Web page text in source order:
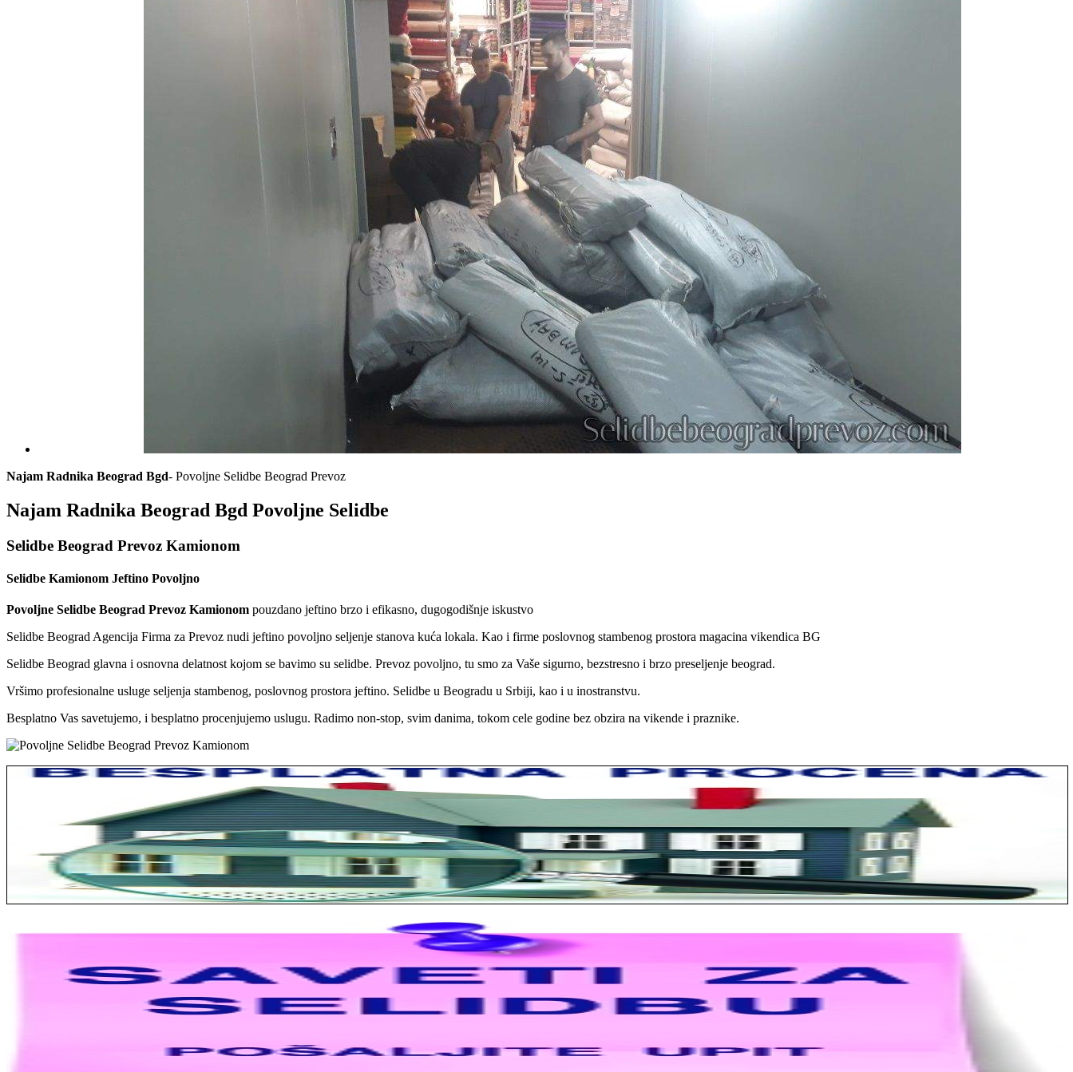
Najam Radnika Beograd Bgd- Povoljne Selidbe Beograd Prevoz
Najam Radnika Beograd Bgd Povoljne Selidbe
Selidbe Beograd Prevoz Kamionom
Selidbe Kamionom Jeftino Povoljno
Povoljne Selidbe Beograd Prevoz Kamionom pouzdano jeftino brzo i efikasno, dugogodišnje iskustvo
Selidbe Beograd Agencija Firma za Prevoz nudi jeftino povoljno seljenje stanova kuća lokala. Kao i firme poslovnog stambenog prostora magacina vikendica BG
Selidbe Beograd glavna i osnovna delatnost kojom se bavimo su selidbe. Prevoz povoljno, tu smo za Vaše sigurno, bezstresno i brzo preseljenje beograd.
Vršimo profesionalne usluge seljenja stambenog, poslovnog prostora jeftino. Selidbe u Beogradu u Srbiji, kao i u inostranstvu.
Besplatno Vas savetujemo, i besplatno procenjujemo uslugu. Radimo non-stop, svim danima, tokom cele godine bez obzira na vikende i praznike.
Jelena sa Čukarice: Mogu da pohvalim sve radnike u firmi jer su stvarno profesionalni. Iselili su moje stvari veoma pažljivo